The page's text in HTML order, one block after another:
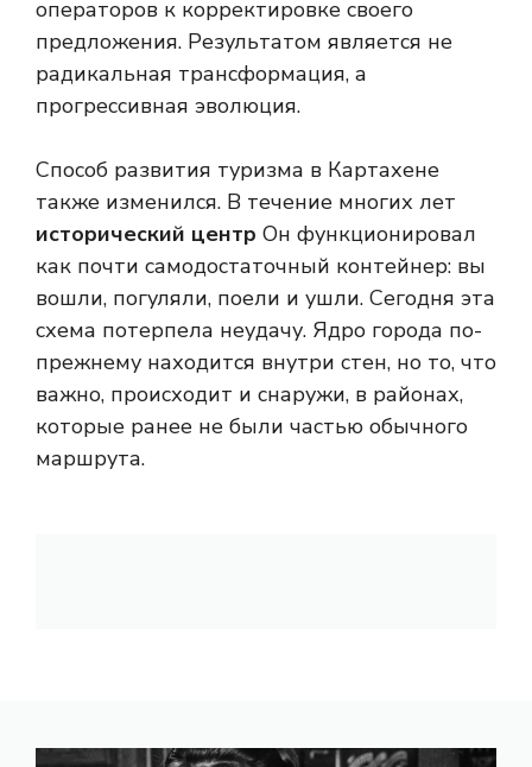
операторов к корректировке своего
предложения. Результатом является не
радикальная трансформация, а
прогрессивная эволюция.
Способ развития туризма в Картахене
также изменился. В течение многих лет
исторический центр Он функционировал
как почти самодостаточный контейнер: вы
вошли, погуляли, поели и ушли. Сегодня эта
схема потерпела неудачу. Ядро города по-
прежнему находится внутри стен, но то, что
важно, происходит и снаружи, в районах,
которые ранее не были частью обычного
маршрута.